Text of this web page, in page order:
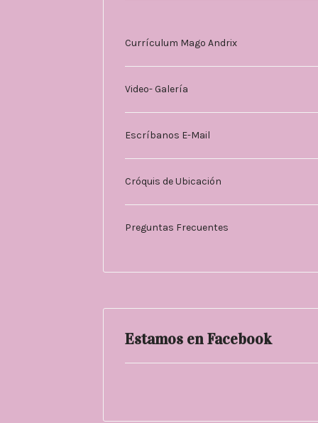
Currículum Mago Andrix
Video- Galería
Escríbanos E-Mail
Cróquis de Ubicación
Preguntas Frecuentes
Estamos en Facebook